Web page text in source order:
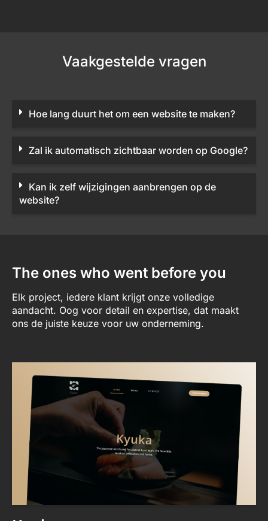
Vaakgestelde vragen
Hoe lang duurt het om een website te maken?
Zal ik automatisch zichtbaar worden op Google?
Kan ik zelf wijzigingen aanbrengen op de
website?
The ones who went before you
Elk project, iedere klant krijgt onze volledige
aandacht. Oog voor detail en expertise, dat maakt
ons de juiste keuze voor uw onderneming.